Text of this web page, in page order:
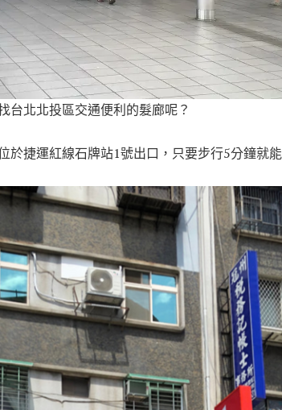
台北北投區交通便利的髮廊呢？
於捷運紅線石牌站1號出口，只要步行5分鐘就